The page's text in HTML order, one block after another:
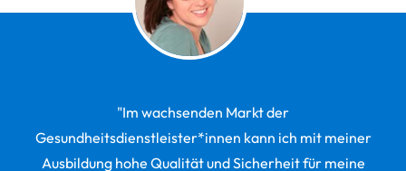
"Im wachsenden Markt der
Gesundheitsdienstleister*innen kann ich mit meiner
Ausbildung hohe Qualität und Sicherheit für meine